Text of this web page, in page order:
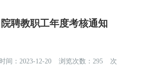
聘教职工年度考核通知
间：2023-12-20 浏览次数： 295 次